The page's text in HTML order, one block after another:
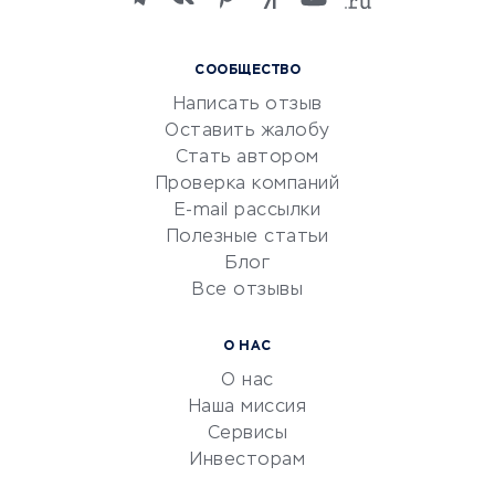
Маркетинг и продажи
Репетиторство
Красота и здоровье
Сервисы по поиску работы
Сетевой маркетинг
УСЛУГИ ДЛЯ БИЗНЕСА
СООБЩЕСТВО
Написать отзыв
Оставить жалобу
Стать автором
Проверка компаний
E-mail рассылки
Полезные статьи
Блог
Все отзывы
О НАС
О нас
Наша миссия
Сервисы
Инвесторам